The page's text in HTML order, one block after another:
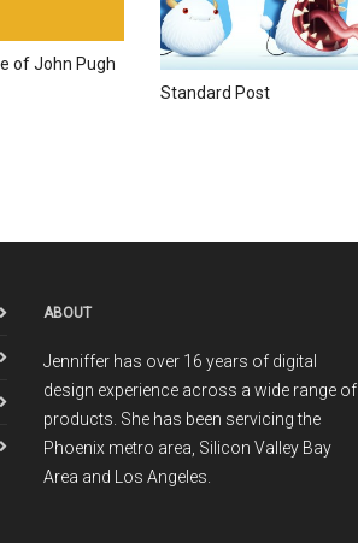
of John Pugh
Standard Post
ABOUT
Jenniffer has over 16 years of digital
design experience across a wide range of
products. She has been servicing the
Phoenix metro area, Silicon Valley Bay
Area and Los Angeles.